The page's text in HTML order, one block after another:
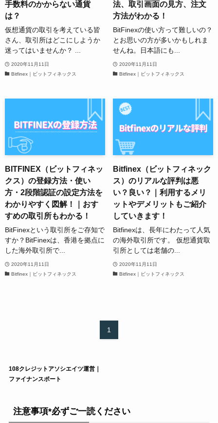
手数料のかからない通貨
は？
仮想通貨の取引を考えている皆
さん、取引所はどこにしようか
迷ってはいませんか？ ...
2020年11月11日
Bitfinex｜ビットフィネックス
法、取引画面の見方、注文
方法がわかる！
BitFinexの使い方って難しいの？
とお思いの方が多いかもしれま
せんね。日本語にも...
2020年11月11日
Bitfinex｜ビットフィネックス
BITFINEX（ビットフィネッ
クス）の登録方法・使い
方・2段階認証の設定方法を
わかりやすく図解！｜おす
すめの取引所もわかる！
BitFinexという取引所をご存知で
すか？BitFinexは、香港を拠点に
した海外取引所で...
2020年11月11日
Bitfinex｜ビットフィネックス
Bitfinex（ビットフィネック
ス）のリアルな評判は悪
い？良い？｜利用するメリ
ットやデメリットもご紹介
していきます！
Bitfinexは、長年にわたって人気
の海外取引所です。 仮想通貨取
引所としては老舗の...
2020年11月11日
Bitfinex｜ビットフィネックス
1
108クレジットアソシエイツ運営｜
ファイナンスポート
注意事項*必ずご一読ください